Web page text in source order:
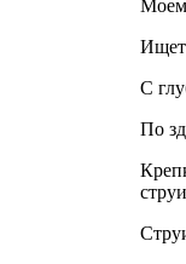
Ищет
С
По